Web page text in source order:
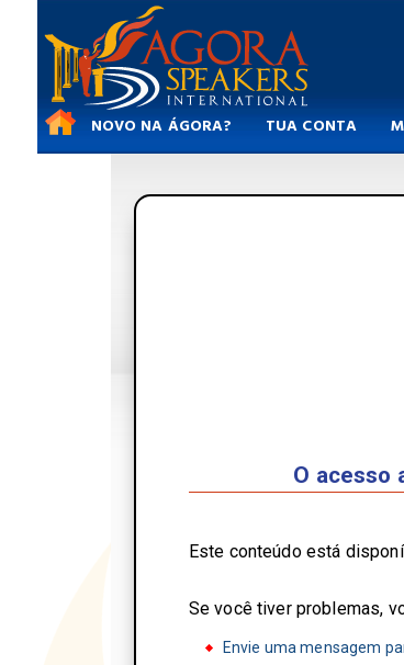
NOVO NA ÁGORA? TUA CONTA
O acesso
Este conteúdo está
Se você tiver problemas,
Envie uma mensagem